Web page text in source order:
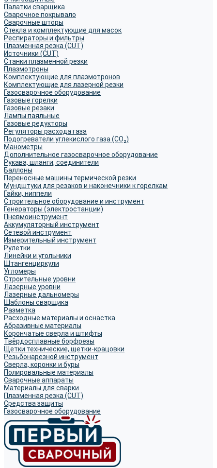
Палатки сварщика
Сварочное покрывало
Сварочные шторы
Стекла и комплектующие для масок
Респираторы и фильтры
Плазменная резка (CUT)
Источники (CUT)
Станки плазменной резки
Плазмотроны
Комплектующие для плазмотронов
Комплектующие для лазерной резки
Газосварочное оборудование
Газовые горелки
Газовые резаки
Лампы паяльные
Газовые редукторы
Регуляторы расхода газа
Подогреватели углекислого газа (CO₂)
Манометры
Дополнительное газосварочное оборудование
Рукава, шланги, соединители
Баллоны
Переносные машины термической резки
Мундштуки для резаков и наконечники к горелкам
Гайки, ниппели
Строительное оборудование и инструмент
Генераторы (электростанции)
Пневмоинструмент
Аккумуляторный инструмент
Сетевой инструмент
Измерительный инструмент
Рулетки
Линейки и угольники
Штангенциркули
Угломеры
Строительные уровни
Лазерные уровни
Лазерные дальномеры
Шаблоны сварщика
Разметка
Расходные материалы и оснастка
Абразивные материалы
Корончатые сверла и штифты
Твёрдосплавные борфрезы
Щетки технические, щетки-крацовки
Резьбонарезной инструмент
Сверла, коронки и буры
Полировальные материалы
Сварочные аппараты
Материалы для сварки
Плазменная резка (CUT)
Средства защиты
Газосварочное оборудование